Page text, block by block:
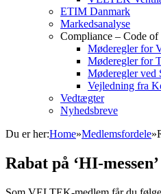
ETIM Danmark
Markedsanalyse
Compliance – Code of
Møderegler for
Møderegler for
Møderegler ved
Vejledning fra
Vedtægter
Nyhedsbreve
Du er her:Home»Medlemsfordele»
Rabat på ‘HI-messen’